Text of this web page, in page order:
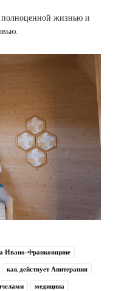
полноценной жизнью и
Ивано-Франковщине
как действует Апитерапия
медицина